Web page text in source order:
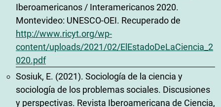
Iberoamericanos / Interamericanos 2020.
Montevideo: UNESCO-OEI. Recuperado de
http://www.ricyt.org/wp-
content/uploads/2021/02/ElEstadoDeLaCiencia_2
020.pdf
Sosiuk, E. (2021). Sociología de la ciencia y
sociología de los problemas sociales. Discusiones
y perspectivas. Revista Iberoamericana de Ciencia,